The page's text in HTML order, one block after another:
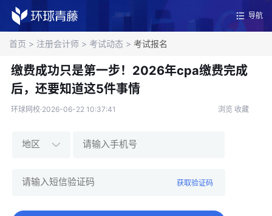
导航
首页 > 注册会计师 > 考试动态 > 考试报名
缴费成功只是第一步！2026年cpa缴费完成
后，还要知道这5件事情
环球网校·2026-06-22 10:37:41 浏览 收藏
获取验证码